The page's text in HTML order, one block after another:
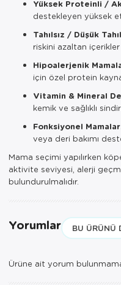
Yüksek Proteinli /
destekleyen yüksek
Tahılsız / Düşük
riskini azaltan içerikler
Hipoalerjenik
için özel protein
Vitamin & Mineral
kemik ve sağlıklı
Fonksiyonel
veya deri bakımı
Mama seçimi yapılırken
aktivite seviyesi, alerji
bulundurulmalıdır.
Yorumlar BU ÜRÜNÜ
Ürüne ait yorum